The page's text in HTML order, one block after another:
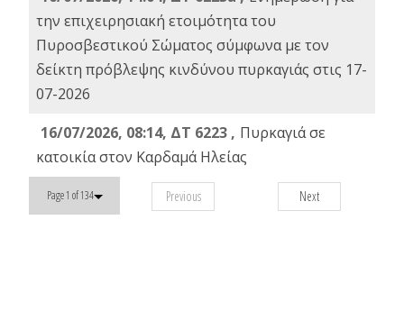
την επιχειρησιακή ετοιμότητα του
Πυροσβεστικού Σώματος σύμφωνα με τον
δείκτη πρόβλεψης κινδύνου πυρκαγιάς στις 17-
07-2026
16/07/2026, 08:14, ΔΤ 6223 , Πυρκαγιά σε
κατοικία στον Καρδαμά Ηλείας
Page 1 of 134 Previous Next